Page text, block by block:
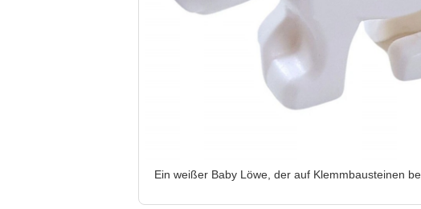
Ein weißer Baby Löwe, der auf Klemmbausteinen